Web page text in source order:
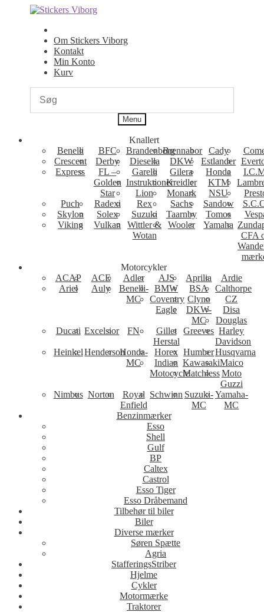
Spring
navigation
Spring
indhold
Om Stickers Viborg
Kontakt
Min Konto
Kurv
Menu
Knallert
Benelli
BFC BrandenborgBrennabor Cady
Crescent
Derby Diesella DKW Estlander
Express
FL –
Golden
Star
Garelli Gilera Honda
InstruktionerKreidler KTM
Lion
Monark NSU
Puch
Radexi Rex Sachs Sandow
Skylon
Solex Suzuki Taarnby Tomos
Viking
Vulkan
Wittler &
Wotan
Wooler Yamaha
CFA
Motorcykler
ACAP
ACE Adler AJS Aprilia
Ardie
Ariel
Auly
Benelli-
MC
BMW BSA
Calthorpe
Coventry
Eagle
Clyno
CZ
DKW-
MC
Disa
Douglas
Ducati Excelsior FN
Gillet
Herstal
Greeves Harley
Davidson
Heinkel HendersonHonda-
MC
Horex HumberHusqvarna
Indian
Motocycle
KawasakiMaico
MatchlessMoto
Guzzi
Nimbus Norton
Royal
Enfield
Schwinn Suzuki-
MC
Yamaha-
MC
Benzinmærker
Esso
Shell
Gulf
BP
Caltex
Castrol
Esso Tiger
Esso Dråbemand
Tilbehør til biler
Biler
Diverse mærker
Søren Spætte
Agria
StafferingsStriber
Hjelme
Cykler
Motormærke
Traktorer